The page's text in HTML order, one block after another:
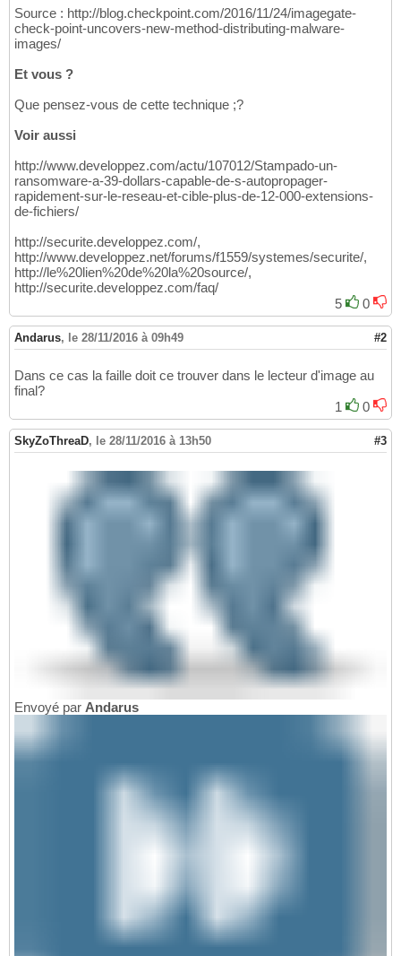
Source : http://blog.checkpoint.com/2016/11/24/imagegate-
check-point-uncovers-new-method-distributing-malware-
images/
Et vous ?
Que pensez-vous de cette technique ;?
Voir aussi
http://www.developpez.com/actu/107012/Stampado-un-
ransomware-a-39-dollars-capable-de-s-autopropager-
rapidement-sur-le-reseau-et-cible-plus-de-12-000-extensions-
de-fichiers/
http://securite.developpez.com/,
http://www.developpez.net/forums/f1559/systemes/securite/,
http://le%20lien%20de%20la%20source/,
http://securite.developpez.com/faq/
5
0
Andarus, le 28/11/2016 à 09h49 #2
Dans ce cas la faille doit ce trouver dans le lecteur d'image au
final?
1
0
SkyZoThreaD, le 28/11/2016 à 13h50 #3
Envoyé par Andarus